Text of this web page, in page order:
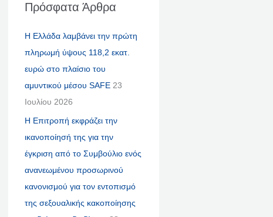
Πρόσφατα Άρθρα
Η Ελλάδα λαμβάνει την πρώτη
πληρωμή ύψους 118,2 εκατ.
ευρώ στο πλαίσιο του
αμυντικού μέσου SAFE 23
Ιουλίου 2026
Η Επιτροπή εκφράζει την
ικανοποίησή της για την
έγκριση από το Συμβούλιο ενός
ανανεωμένου προσωρινού
κανονισμού για τον εντοπισμό
της σεξουαλικής κακοποίησης